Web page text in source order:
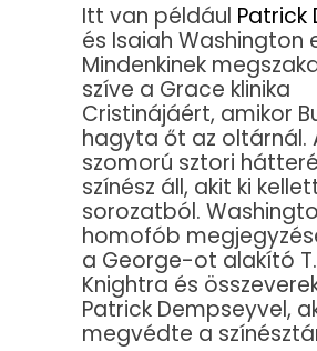
Itt van például Patrick
és Isaiah Washington
Mindenkinek
szíve a Grace klinika
Cristinájáért, amikor
hagyta őt az oltárnál.
szomorú sztori
színész áll, akit ki
sorozatból.
homofób
a George-ot alakító
Knightra és
Patrick Dempseyvel,
megvédte a